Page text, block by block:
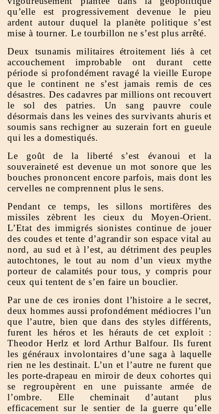
qu’elle est progressivement devenue le pieu
ardent autour duquel la planète politique s’est
mise à tourner. Le tourbillon ne s’est plus arrêté.
Deux tsunamis militaires étroitement liés à cet
accouchement improbable ont durant cette
période si profondément ravagé la vieille Europe
que le continent ne s’est jamais remis de ces
désastres. Des cadavres par millions ont recouvert
le sol des patries. Un sang pauvre coule
désormais dans les veines des survivants ahuris et
soumis sans rechigner au suzerain fort en gueule
qui les a domestiqués.
Le goût de la liberté s’est évanoui et la
souveraineté est devenue un mot sonore que les
bouches prononcent encore parfois, mais dont les
cervelles ne comprennent plus le sens.
Pendant ce temps, les sillons mortifères des
missiles zèbrent les cieux du Moyen-Orient.
L’Etat des immigrés sionistes continue de jouer
des coudes et tente d’agrandir son espace vital au
nord, au sud et à l’est, au détriment des peuples
autochtones, le tout au nom d’un vieux mythe
porteur de calamités pour tous, y compris pour
ceux qui tentent de s’en faire un bouclier.
Par une de ces ironies dont l’histoire a le secret,
deux hommes aussi profondément médiocres l’un
que l’autre, bien que dans des styles différents,
furent les héros et les hérauts de cet exploit :
Theodor Herlz et lord Arthur Balfour. Ils furent
les généraux involontaires d’une saga à laquelle
rien ne les destinait. L’un et l’autre ne furent que
les porte-drapeau en miroir de deux cohortes qui
se regroupèrent en une puissante armée de
l’ombre. Elle cheminait d’autant plus
efficacement sur le sentier de la guerre qu’elle